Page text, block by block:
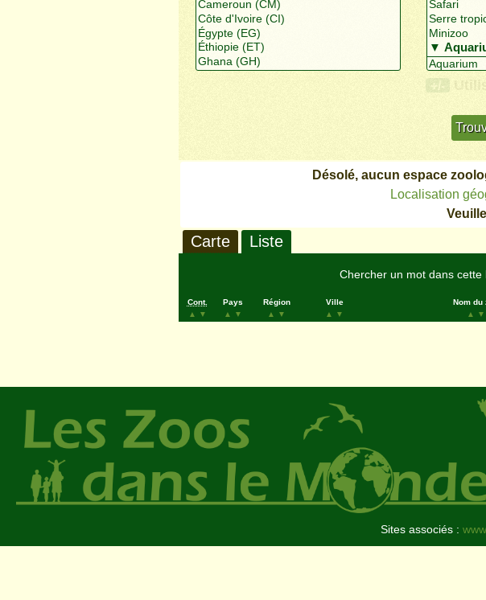
+/-
Désolé, aucun espace
Localisation
Carte Liste
Chercher un mot dans cette
Cont.
▲
▼
Pays
▲
▼
Région
▲
▼
Ville
▲
▼
Nom du
▲
▼
Sites associés :